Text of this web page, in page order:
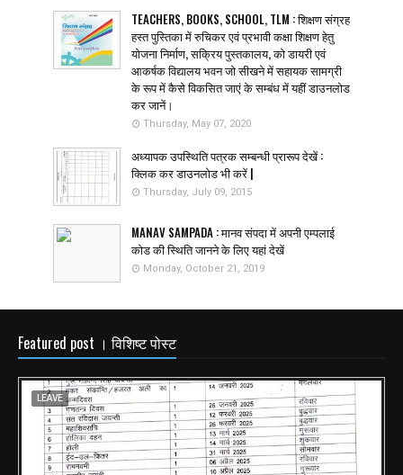
TEACHERS, BOOKS, SCHOOL, TLM : शिक्षण संग्रह
हस्त पुस्तिका में रुचिकर एवं प्रभावी कक्षा शिक्षण हेतु
योजना निर्माण, सक्रिय पुस्तकालय, को डायरी एवं
आकर्षक विद्यालय भवन जो सीखने में सहायक सामग्री
के रूप में कैसे विकसित जाएं के सम्बंध में यहीं डाउनलोड
कर जानें।
Thursday, May 07, 2020
अध्यापक उपस्थिति पत्रक सम्बन्धी प्रारूप देखें :
क्लिक कर डाउनलोड भी करें |
Thursday, July 09, 2015
MANAV SAMPADA : मानव संपदा में अपनी एम्पलाई
कोड की स्थिति जानने के लिए यहां देखें
Monday, October 21, 2019
Featured post । विशिष्ट पोस्ट
LEAVE